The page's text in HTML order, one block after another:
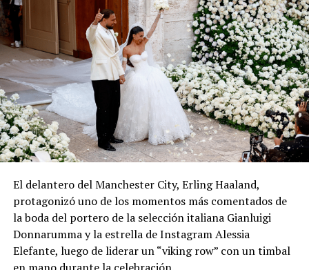
El delantero del Manchester City, Erling Haaland,
protagonizó uno de los momentos más comentados de
la boda del portero de la selección italiana Gianluigi
Donnarumma y la estrella de Instagram Alessia
Elefante, luego de liderar un “viking row” con un timbal